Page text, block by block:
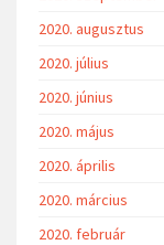
2020. augusztus
2020. július
2020. június
2020. május
2020. április
2020. március
2020. február